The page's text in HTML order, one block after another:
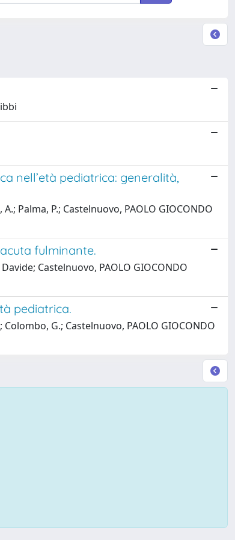
nell’età pediatrica: generalità,
Palma, P.; Castelnuovo, PAOLO GIOCONDO
fulminante.
Castelnuovo, PAOLO GIOCONDO
pediatrica.
G.; Castelnuovo, PAOLO GIOCONDO